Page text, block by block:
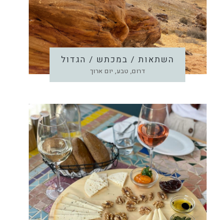
השתאות / במכתש / הגדול
דרום, טבע, יום ארוך